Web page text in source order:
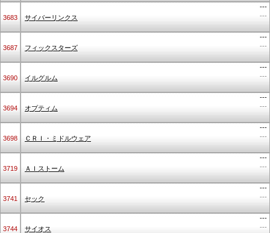
3683 サイバーリンクス
---
---
3687 フィックスターズ
---
---
3690 イルグルム
---
---
3694 オプティム
---
---
3698 ＣＲＩ・ミドルウェア
---
---
3719 ＡＩストーム
---
---
3741 セック
---
---
3744 サイオス
---
---